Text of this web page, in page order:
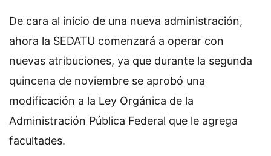
De cara al inicio de una nueva administración,
ahora la SEDATU comenzará a operar con
nuevas atribuciones, ya que durante la segunda
quincena de noviembre se aprobó una
modificación a la Ley Orgánica de la
Administración Pública Federal que le agrega
facultades.